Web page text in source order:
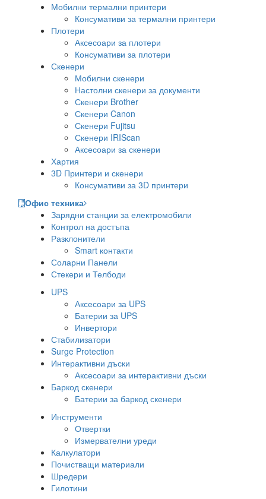
Мобилни термални принтери
Консумативи за термални принтери
Плотери
Аксесоари за плотери
Консумативи за плотери
Скенери
Мобилни скенери
Настолни скенери за документи
Скенери Brother
Скенери Canon
Скенери Fujitsu
Скенери IRIScan
Аксесоари за скенери
Хартия
3D Принтери и скенери
Консумативи за 3D принтери
Офис техника
Зарядни станции за електромобили
Контрол на достъпа
Разклонители
Smart контакти
Соларни Панели
Стекери и Телбоди
UPS
Аксесоари за UPS
Батерии за UPS
Инвертори
Стабилизатори
Surge Protection
Интерактивни дъски
Аксесоари за интерактивни дъски
Баркод скенери
Батерии за баркод скенери
Инструменти
Отвертки
Измервателни уреди
Калкулатори
Почистващи материали
Шредери
Гилотини